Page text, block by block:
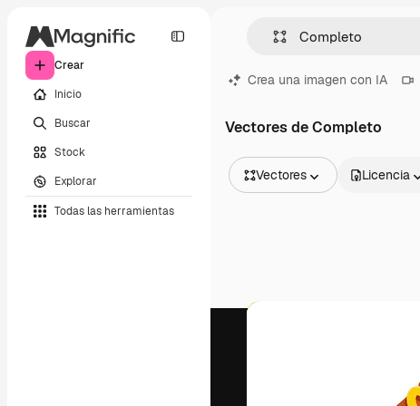
Crear
Inicio
Buscar
Stock
Explorar
Todas las herramientas
Crea una imagen con IA
Vectores de Completo
Vectores
Vídeos
Licencia